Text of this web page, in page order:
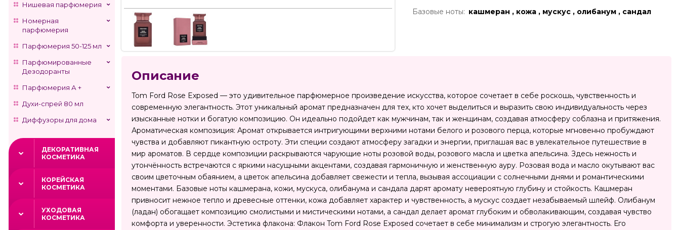
Нишевая парфюмерия
Номерная
парфюмерия
Парфюмерия 50-125 мл
Парфюмированные
Дезодоранты
Парфюмерия А +
Духи-спрей 80 мл
Диффузоры для дома
ДЕКОРАТИВНАЯ
КОСМЕТИКА
КОРЕЙСКАЯ
КОСМЕТИКА
УХОДОВАЯ
КОСМЕТИКА
Базовые ноты: кашмеран , кожа , мускус , олибанум , сандал
Описание
Tom Ford Rose Exposed — это удивительное парфюмерное произведение искусства, которое сочетает в себе роскошь, чувственность и
современную элегантность. Этот уникальный аромат предназначен для тех, кто хочет выделиться и выразить свою индивидуальность через
изысканные нотки и богатую композицию. Он идеально подойдет как мужчинам, так и женщинам, создавая атмосферу соблазна и притяжения.
Ароматическая композиция: Аромат открывается интригующими верхними нотами белого и розового перца, которые мгновенно пробуждают
чувства и добавляют пикантную остроту. Эти специи создают атмосферу загадки и энергии, приглашая вас в увлекательное путешествие в
мир ароматов. В сердце композиции раскрываются чарующие ноты розовой воды, розового масла и цветка апельсина. Здесь нежность и
утончённость встречаются с яркими насущными акцентами, создавая гармоничную и женственную ауру. Розовая вода и масло окутывают вас
своим цветочным обаянием, а цветок апельсина добавляет свежести и тепла, вызывая ассоциации с солнечными днями и романтическими
моментами. Базовые ноты кашмерана, кожи, мускуса, олибанума и сандала дарят аромату невероятную глубину и стойкость. Кашмеран
привносит нежное тепло и древесные оттенки, кожа добавляет характер и чувственность, а мускус создает незабываемый шлейф. Олибанум
(ладан) обогащает композицию смолистыми и мистическими нотами, а сандал делает аромат глубоким и обволакивающим, создавая чувство
комфорта и уверенности. Эстетика флакона: Флакон Tom Ford Rose Exposed сочетает в себе минимализм и строгую элегантность. Его